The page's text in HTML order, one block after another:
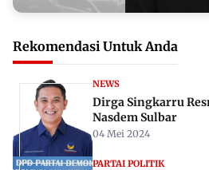
Rekomendasi Untuk Anda
NEWS
Dirga Singkarru
Nasdem Sulbar
04 Mei 2024
PARTAI POLITIK